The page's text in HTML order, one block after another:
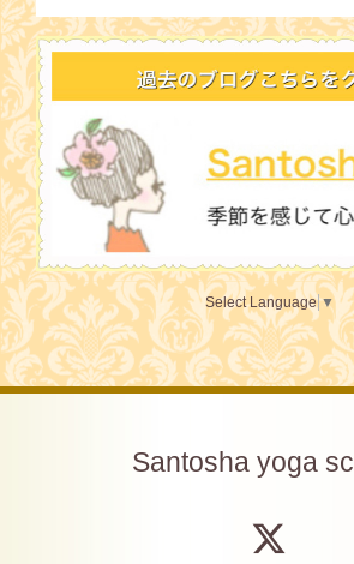
Select Language ▼
Santosha yoga